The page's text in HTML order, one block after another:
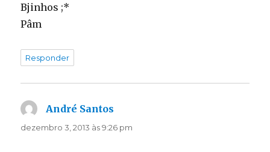
Bjinhos ;*
Pâm
Responder
André Santos
dezembro 3, 2013 às 9:26 pm